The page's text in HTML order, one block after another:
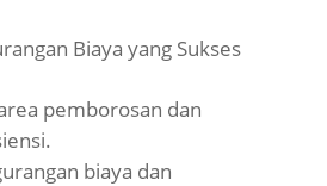
Biaya yang Sukses
pemborosan dan
biaya dan